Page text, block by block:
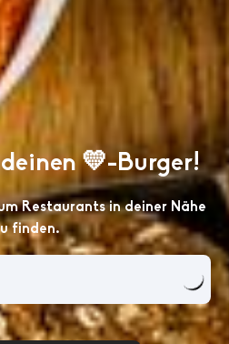
💛-Burger!
Restaurants in deiner Nähe
finden.